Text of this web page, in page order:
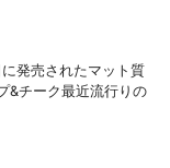
発売されたマット質
&チーク最近流行りの